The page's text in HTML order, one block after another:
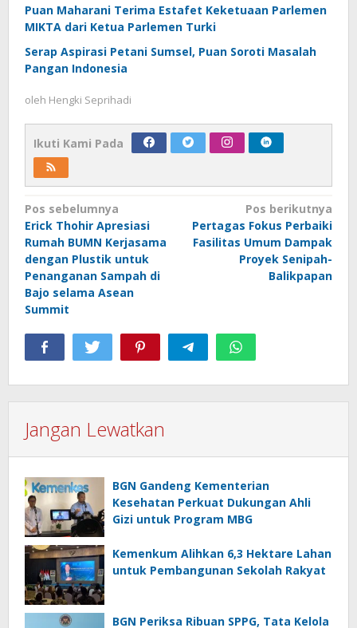
Puan Maharani Terima Estafet Keketuaan Parlemen
MIKTA dari Ketua Parlemen Turki
Serap Aspirasi Petani Sumsel, Puan Soroti Masalah
Pangan Indonesia
oleh Hengki Seprihadi
Ikuti Kami Pada
Navigasi
pos
Pos sebelumnya
Erick Thohir Apresiasi
Rumah BUMN Kerjasama
dengan Plustik untuk
Penanganan Sampah di
Bajo selama Asean
Summit
Pos berikutnya
Pertagas Fokus Perbaiki
Fasilitas Umum Dampak
Proyek Senipah-
Balikpapan
Jangan Lewatkan
BGN Gandeng Kementerian
Kesehatan Perkuat Dukungan Ahli
Gizi untuk Program MBG
Kemenkum Alihkan 6,3 Hektare Lahan
untuk Pembangunan Sekolah Rakyat
BGN Periksa Ribuan SPPG, Tata Kelola